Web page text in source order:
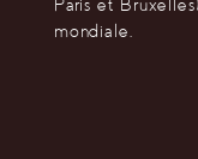
mondiale.